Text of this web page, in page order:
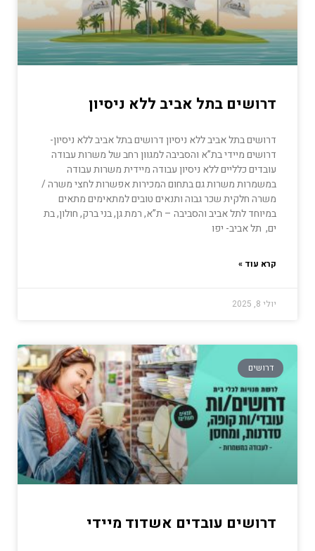
דרושים בתל אביב ללא ניסיון
דרושים בתל אביב ללא ניסיון דרושים בתל אביב ללא ניסיון-
דרושים מיידי בת”א והסביבה למגוון רחב של משרות עבודה
עובדים כלליים ללא ניסיון עבודה מיידית משרות עבודה
במשמרות משרות גם בתחום המכירות אפשרות לחצי משרה /
משרה חלקית שכר גבוה ותנאים טובים למתאימים מתאים
במיוחד לתל אביב והסביבה – ת”א, רמת גן, בני ברק, חולון, בת
ים, תל אביב- יפו
קרא עוד »
יולי 8, 2025
דרושים
דרושים עובדים אשדוד מיידי